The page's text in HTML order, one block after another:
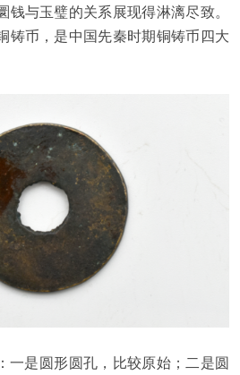
与玉璧的关系展现得淋漓尽致。
铸币，是中国先秦时期铜铸币四大
一是圆形圆孔，比较原始；二是圆